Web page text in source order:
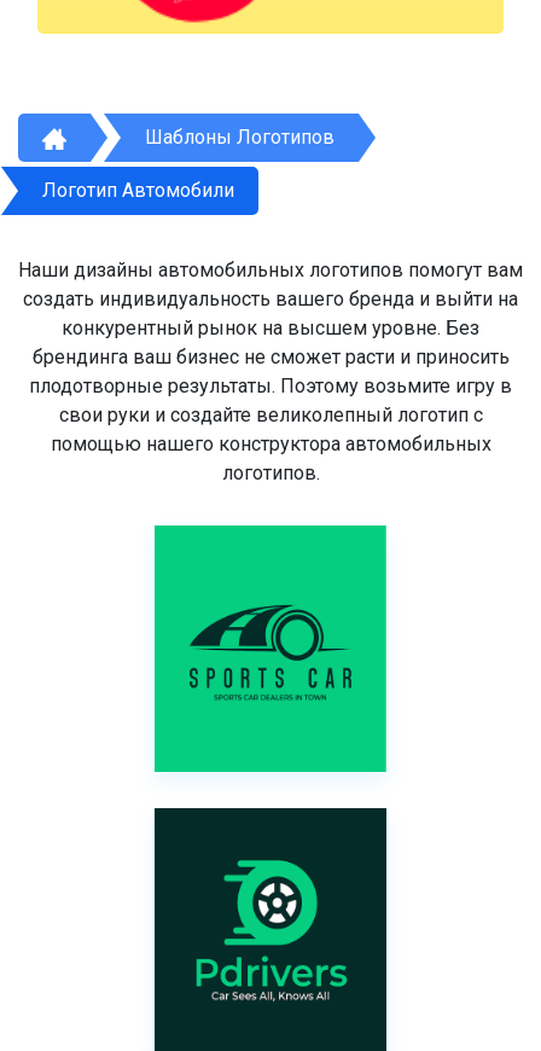
Шаблоны Логотипов
Логотип Автомобили
Наши дизайны автомобильных логотипов помогут вам
создать индивидуальность вашего бренда и выйти на
конкурентный рынок на высшем уровне. Без
брендинга ваш бизнес не сможет расти и приносить
плодотворные результаты. Поэтому возьмите игру в
свои руки и создайте великолепный логотип с
помощью нашего конструктора автомобильных
логотипов.